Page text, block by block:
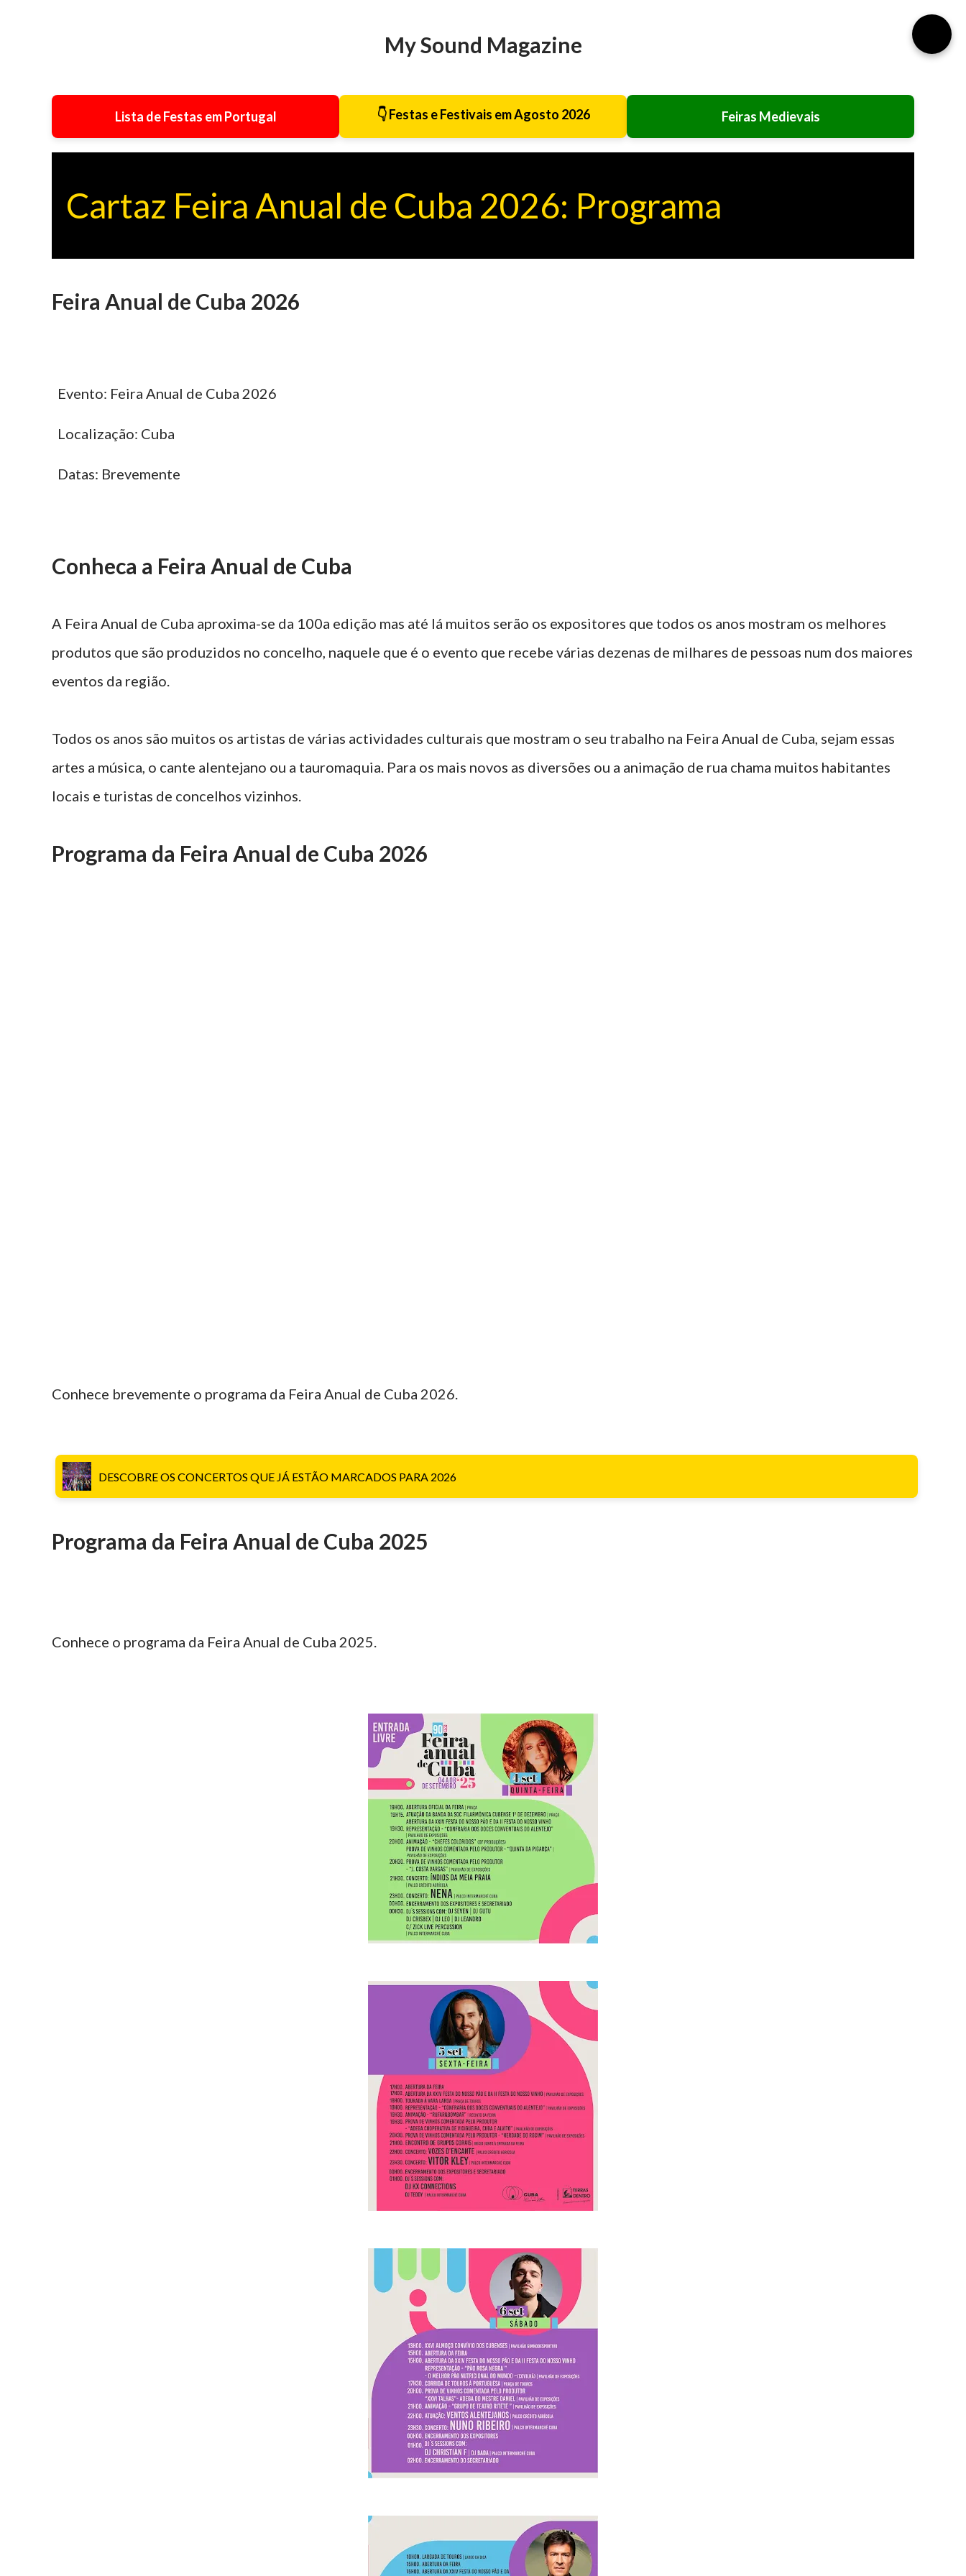
My Sound Magazine
Lista de Festas em Portugal 👇 Festas e Festivais em Agosto 2026 Feiras Medievais
Cartaz Feira Anual de Cuba 2026: Programa
Feira Anual de Cuba 2026
Evento: Feira Anual de Cuba 2026
Localização: Cuba
Datas: Brevemente
Conheca a Feira Anual de Cuba
A Feira Anual de Cuba aproxima-se da 100a edição mas até lá muitos serão os expositores que todos os anos mostram os melhores
produtos que são produzidos no concelho, naquele que é o evento que recebe várias dezenas de milhares de pessoas num dos maiores
eventos da região.
Todos os anos são muitos os artistas de várias actividades culturais que mostram o seu trabalho na Feira Anual de Cuba, sejam essas
artes a música, o cante alentejano ou a tauromaquia. Para os mais novos as diversões ou a animação de rua chama muitos habitantes
locais e turistas de concelhos vizinhos.
Programa da Feira Anual de Cuba 2026
Conhece brevemente o programa da Feira Anual de Cuba 2026.
DESCOBRE OS CONCERTOS QUE JÁ ESTÃO MARCADOS PARA 2026
Programa da Feira Anual de Cuba 2025
Conhece o programa da Feira Anual de Cuba 2025.